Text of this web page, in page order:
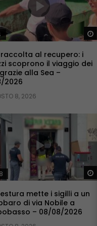
al recupero: i
scoprono il viaggio dei
alla Sea –
2026
8, 2026
mette i sigilli a un
di via Nobile a
– 08/08/2026